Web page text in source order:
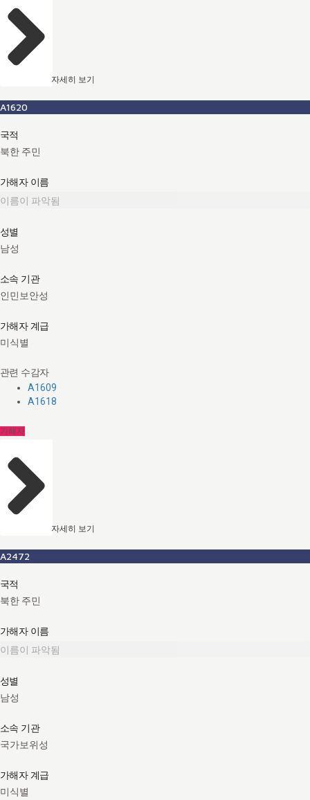
자세히 보기
A1620
국적
북한 주민
가해자 이름
이름이 파악됨
성별
남성
소속 기관
인민보안성
가해자 계급
미식별
관련 수감자
A1609
A1618
가해자
자세히 보기
A2472
국적
북한 주민
가해자 이름
이름이 파악됨
성별
남성
소속 기관
국가보위성
가해자 계급
미식별